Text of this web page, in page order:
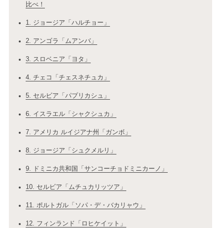
比べ！
1. ジョージア「ハルチョー」
2. アンゴラ「ムアンバ」
3. スロベニア「ヨタ」
4. チェコ「チェスネチュカ」
5. セルビア「パプリカシュ」
6. イスラエル「シャクシュカ」
7. アメリカ ルイジアナ州「ガンボ」
8. ジョージア「シュクメルリ」
9. ドミニカ共和国「サンコーチョドミニカーノ」
10. セルビア「ムチュカリッツア」
11. ポルトガル「ソパ・デ・バカリャウ」
12. フィンランド「ロヒケイット」